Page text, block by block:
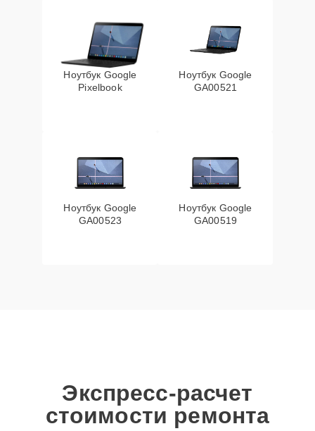
Ноутбук Google
Pixelbook
Ноутбук Google
GA00521
Ноутбук Google
GA00523
Ноутбук Google
GA00519
Экспресс-расчет
стоимости ремонта